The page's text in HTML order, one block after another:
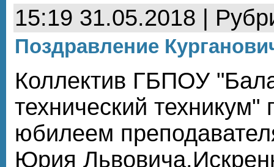
15:19 31.05.2018 |
Поздравление
Коллектив ГБПОУ
технический техникум"
юбилеем
Юрия